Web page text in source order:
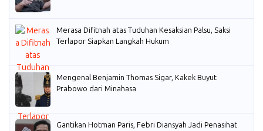
Merasa Difitnah atas Tuduhan Kesaksian Palsu, Saksi
Terlapor Siapkan Langkah Hukum
Mengenal Benjamin Thomas Sigar, Kakek Buyut
Prabowo dari Minahasa
Gantikan Hotman Paris, Febri Diansyah Jadi Penasihat